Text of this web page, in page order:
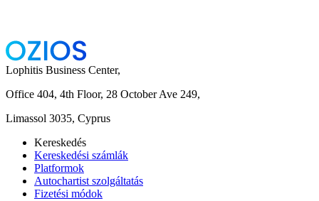
Lophitis Business Center,
Office 404, 4th Floor, 28 October Ave 249,
Limassol 3035, Cyprus
Kereskedés
Kereskedési számlák
Platformok
Autochartist szolgáltatás
Fizetési módok